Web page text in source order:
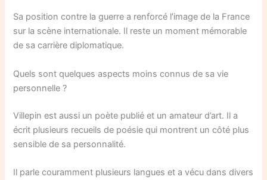
Sa position contre la guerre a renforcé l’image de la France
sur la scène internationale. Il reste un moment mémorable
de sa carrière diplomatique.
Quels sont quelques aspects moins connus de sa vie
personnelle ?
Villepin est aussi un poète publié et un amateur d’art. Il a
écrit plusieurs recueils de poésie qui montrent un côté plus
sensible de sa personnalité.
Il parle couramment plusieurs langues et a vécu dans divers